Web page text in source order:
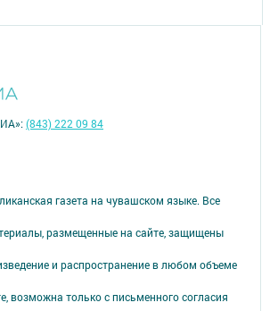
газета на чувашском языке. Все
размещенные на сайте, защищены
и распространение в любом объеме
возможна только с письменного согласия
(843) 222 09 84